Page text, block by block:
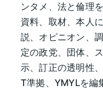
L
O
G
シ
ンタメ、法と倫理
資料、取材、本人
説、オピニオン、
定の政党、団体、
示、訂正の透明性
T準拠、YMYLを編